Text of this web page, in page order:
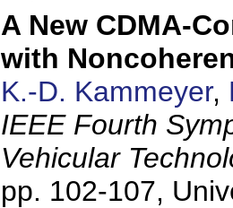
A New CDMA-
with
K.-D. Kammeyer,
IEEE Fourth
Vehicular
pp. 102-107,